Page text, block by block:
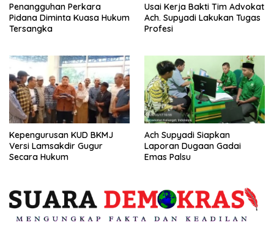
Penangguhan Perkara
Pidana Diminta Kuasa Hukum
Tersangka
Usai Kerja Bakti Tim Advokat
Ach. Supyadi Lakukan Tugas
Profesi
Kepengurusan KUD BKMJ
Versi Lamsakdir Gugur
Secara Hukum
Ach Supyadi Siapkan
Laporan Dugaan Gadai
Emas Palsu